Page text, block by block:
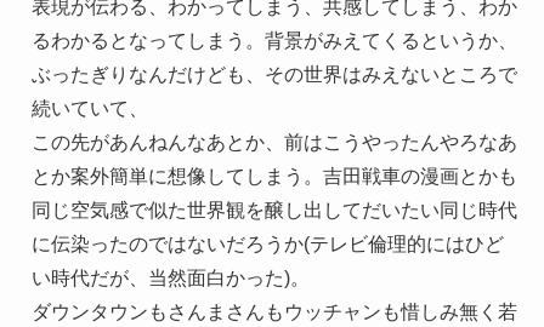
表現が伝わる、わかってしまう、共感してしまう、わか
るわかるとなってしまう。背景がみえてくるというか、
ぶったぎりなんだけども、その世界はみえないところで
続いていて、
この先があんねんなあとか、前はこうやったんやろなあ
とか案外簡単に想像してしまう。吉田戦車の漫画とかも
同じ空気感で似た世界観を醸し出してだいたい同じ時代
に伝染ったのではないだろうか(テレビ倫理的にはひど
い時代だが、当然面白かった)。
ダウンタウンもさんまさんもウッチャンも惜しみ無く若